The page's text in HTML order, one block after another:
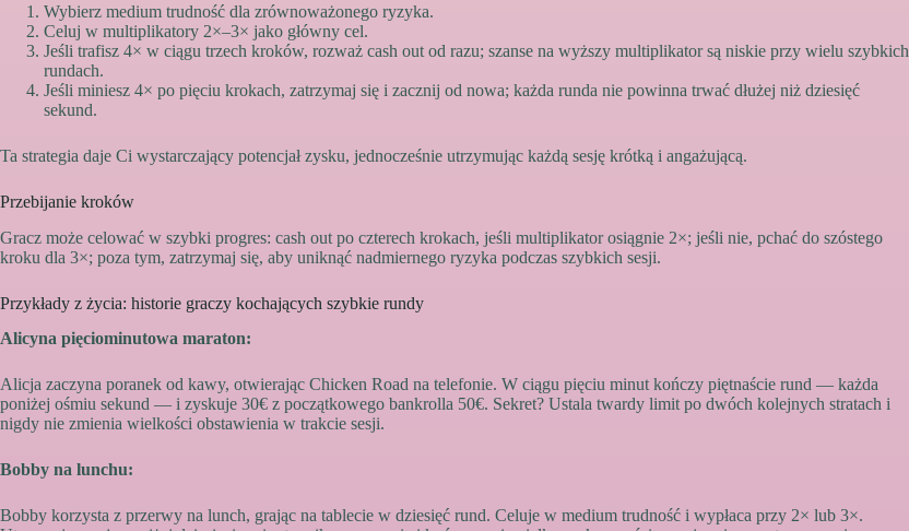
Wybierz medium trudność dla zrównoważonego ryzyka.
Celuj w multiplikatory 2×–3× jako główny cel.
Jeśli trafisz 4× w ciągu trzech kroków, rozważ cash out od razu; szanse na wyższy multiplikator są niskie przy wielu szybkich
rundach.
Jeśli miniesz 4× po pięciu krokach, zatrzymaj się i zacznij od nowa; każda runda nie powinna trwać dłużej niż dziesięć
sekund.
Ta strategia daje Ci wystarczający potencjał zysku, jednocześnie utrzymując każdą sesję krótką i angażującą.
Przebijanie kroków
Gracz może celować w szybki progres: cash out po czterech krokach, jeśli multiplikator osiągnie 2×; jeśli nie, pchać do szóstego
kroku dla 3×; poza tym, zatrzymaj się, aby uniknąć nadmiernego ryzyka podczas szybkich sesji.
Przykłady z życia: historie graczy kochających szybkie rundy
Alicyna pięciominutowa maraton:
Alicja zaczyna poranek od kawy, otwierając Chicken Road na telefonie. W ciągu pięciu minut kończy piętnaście rund — każda
poniżej ośmiu sekund — i zyskuje 30€ z początkowego bankrolla 50€. Sekret? Ustala twardy limit po dwóch kolejnych stratach i
nigdy nie zmienia wielkości obstawienia w trakcie sesji.
Bobby na lunchu:
Bobby korzysta z przerwy na lunch, grając na tablecie w dziesięć rund. Celuje w medium trudność i wypłaca przy 2× lub 3×.